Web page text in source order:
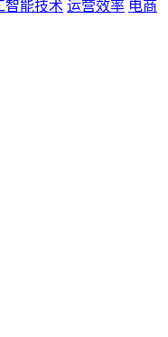
智能技术 运营效率 电商